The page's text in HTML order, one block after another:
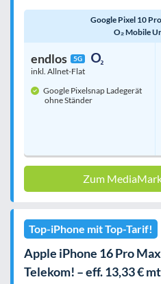
Google Pixel 10
O₂ Mobile
endlos 5G
inkl. Allnet-Flat
Google Pixelsnap Ladegerät
ohne Ständer
Zum
Top-iPhone mit Top-Tarif!
Apple iPhone 16 Pro
Telekom! – eff. 13,33 €